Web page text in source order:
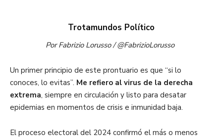
Trotamundos Político
Por Fabrizio Lorusso / @FabrizioLorusso
Un primer principio de este prontuario es que “si lo
conoces, lo evitas”. Me refiero al virus de la derecha
extrema, siempre en circulación y listo para desatar
epidemias en momentos de crisis e inmunidad baja.
El proceso electoral del 2024 confirmó el más o menos